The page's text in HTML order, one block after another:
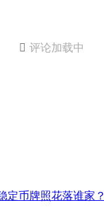
 评论加载中
定币牌照花落谁家？